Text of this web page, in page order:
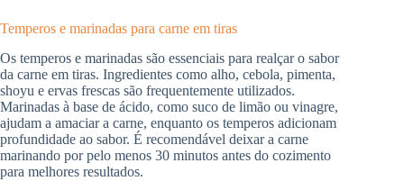
Temperos e marinadas para carne em tiras
Os temperos e marinadas são essenciais para realçar o sabor
da carne em tiras. Ingredientes como alho, cebola, pimenta,
shoyu e ervas frescas são frequentemente utilizados.
Marinadas à base de ácido, como suco de limão ou vinagre,
ajudam a amaciar a carne, enquanto os temperos adicionam
profundidade ao sabor. É recomendável deixar a carne
marinando por pelo menos 30 minutos antes do cozimento
para melhores resultados.